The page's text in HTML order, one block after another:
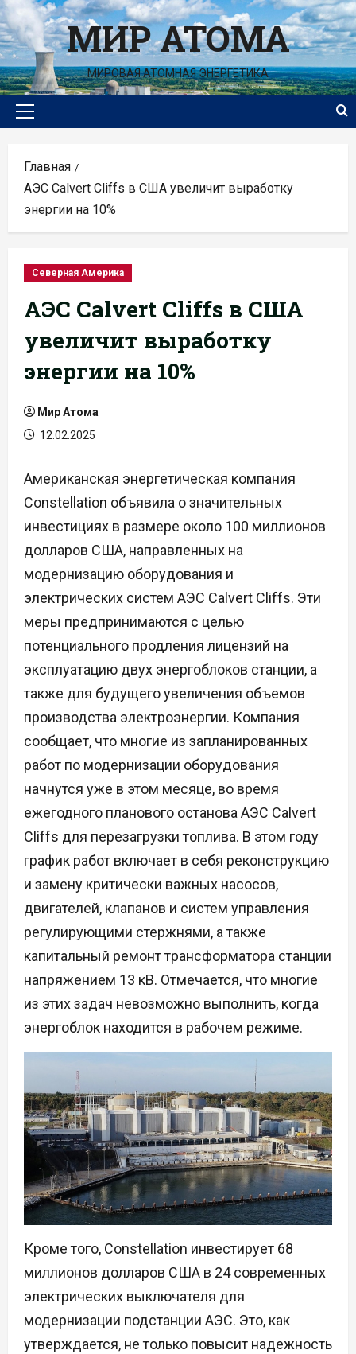
Перейти
к
содержимомуМИР АТОМА
МИРОВАЯ АТОМНАЯ ЭНЕРГЕТИКА
Основное
Главная
АЭС Calvert Cliffs в США увеличит выработку
энергии на 10%
Северная Америка
АЭС Calvert Cliffs в США
увеличит выработку
энергии на 10%
Мир Атома
12.02.2025
Американская энергетическая компания
Constellation объявила о значительных
инвестициях в размере около 100 миллионов
долларов США, направленных на
модернизацию оборудования и
электрических систем АЭС Calvert Cliffs. Эти
меры предпринимаются с целью
потенциального продления лицензий на
эксплуатацию двух энергоблоков станции, а
также для будущего увеличения объемов
производства электроэнергии. Компания
сообщает, что многие из запланированных
работ по модернизации оборудования
начнутся уже в этом месяце, во время
ежегодного планового останова АЭС Calvert
Cliffs для перезагрузки топлива. В этом году
график работ включает в себя реконструкцию
и замену критически важных насосов,
двигателей, клапанов и систем управления
регулирующими стержнями, а также
капитальный ремонт трансформатора станции
напряжением 13 кВ. Отмечается, что многие
из этих задач невозможно выполнить, когда
энергоблок находится в рабочем режиме.
Кроме того, Constellation инвестирует 68
миллионов долларов США в 24 современных
электрических выключателя для
модернизации подстанции АЭС. Это, как
утверждается, не только повысит надежность